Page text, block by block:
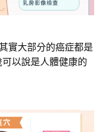
實大部分的癌症都是
以說是人體健康的